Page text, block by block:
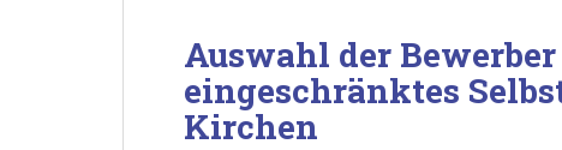
Auswahl der
eingeschränktes
Kirchen